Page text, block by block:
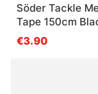
Söder Tackle
Tape 150cm
€3.90